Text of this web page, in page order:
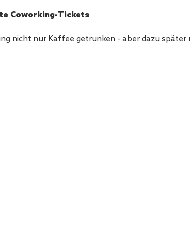
Coworking-Tickets
nicht nur Kaffee getrunken - aber dazu später